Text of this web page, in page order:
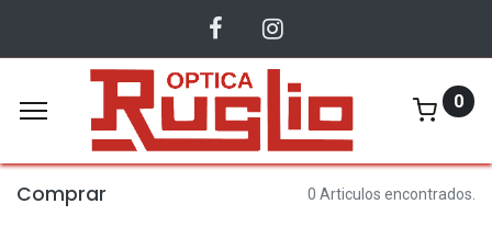
0
Comprar 0 Articulos encontrados.